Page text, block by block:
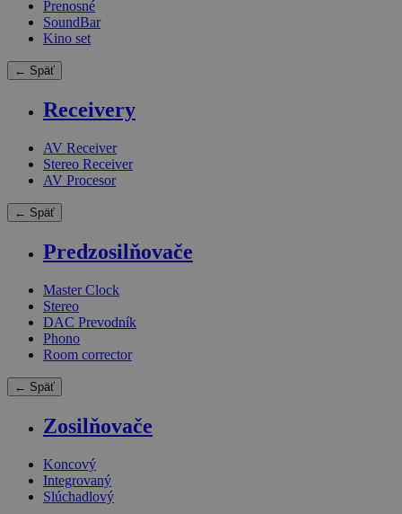
Prenosné
SoundBar
Kino set
← Späť
Receivery
AV Receiver
Stereo Receiver
AV Procesor
← Späť
Predzosilňovače
Master Clock
Stereo
DAC Prevodník
Phono
Room corrector
← Späť
Zosilňovače
Koncový
Integrovaný
Slúchadlový